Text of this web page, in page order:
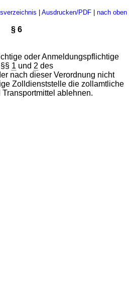
Ausdrucken/PDF| nach oben
§ 6
oder Anmeldungspflichtige
1 und 2 des
nach dieser Verordnung nicht
Zolldienststelle die zollamtliche
ablehnen.